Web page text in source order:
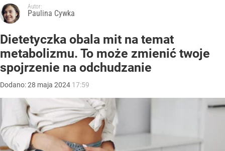
Autor:
Paulina Cywka
Dietetyczka obala mit na temat
metabolizmu. To może zmienić twoje
spojrzenie na odchudzanie
Dodano:28 maja 2024 17:59